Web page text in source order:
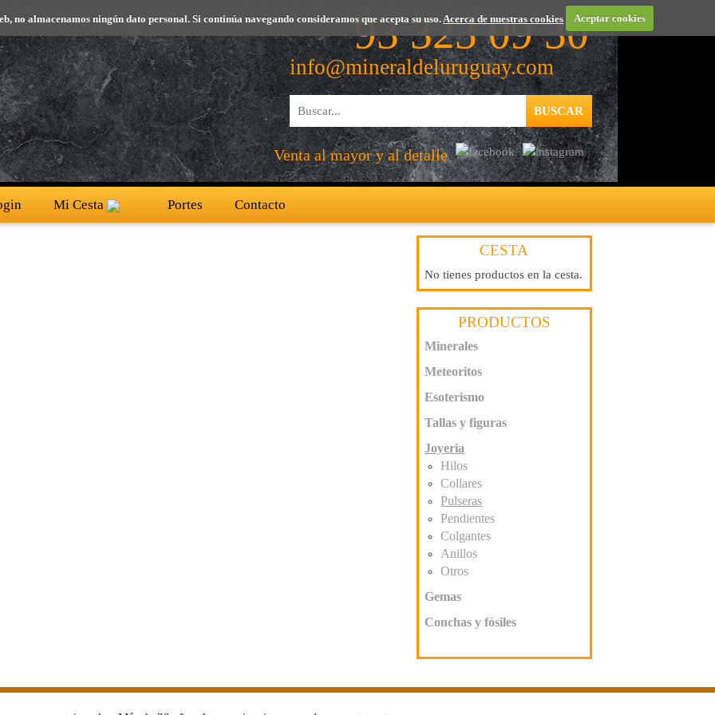
no almacenamos ningún dato personal. Si continúa navegando consideramos que acepta su uso. Acerca de nuestras cookies Aceptar cookies
93 323 09 30
info@mineraldeluruguay.com
Venta al mayor y al detalle
Mi Cesta Portes Contacto
CESTA
No tienes productos en la cesta.
PRODUCTOS
Minerales
Meteoritos
Esoterismo
Tallas y figuras
Joyeria
Hilos
Collares
Pulseras
Pendientes
Colgantes
Anillos
Otros
Gemas
Conchas y fósiles